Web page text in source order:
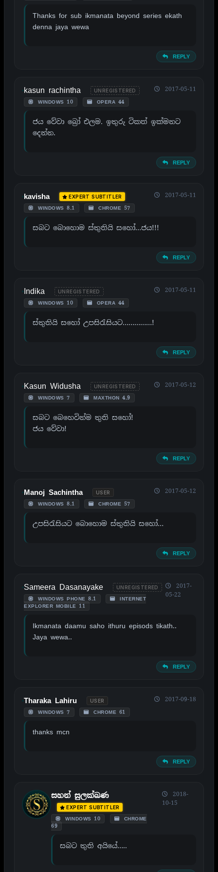
Thanks for sub ikmanata beyond series ekath
denna jaya wewa
REPLY
kasun rachintha UNREGISTERED
WINDOWS 10 OPERA 44
2017-05-11
ජය වේවා බ්‍රෝ එලම. ඉතුරු ටිකත් ඉක්මනට
දෙන්න.
REPLY
kavisha EXPERT SUBTITLER
WINDOWS 8.1 CHROME 57
2017-05-11
සබට බොහොම ස්තුතියි සහෝ…ජය!!!
REPLY
Indika UNREGISTERED
WINDOWS 10 OPERA 44
2017-05-11
ස්තුතියි සහෝ උපසිරැසියට……………!
REPLY
Kasun Widusha UNREGISTERED
WINDOWS 7 MAXTHON 4.9
2017-05-12
සබට බෙහෙවින්ම තුති සහෝ!
ජය වේවා!
REPLY
Manoj Sachintha USER
WINDOWS 8.1 CHROME 57
2017-05-12
උපසිරැසියට බොහොම ස්තුතියි සහෝ…
REPLY
Sameera Dasanayake UNREGISTERED
WINDOWS PHONE 8.1
INTERNET
EXPLORER MOBILE 11
2017-
05-22
Ikmanata daamu saho ithuru episods tikath..
Jaya wewa..
REPLY
Tharaka Lahiru USER
WINDOWS 7 CHROME 61
2017-09-18
thanks mcn
REPLY
සහන් සුලක්ඛණ
EXPERT SUBTITLER
WINDOWS 10
CHROME
69
2018-
10-15
සබට තුති අයියේ…..